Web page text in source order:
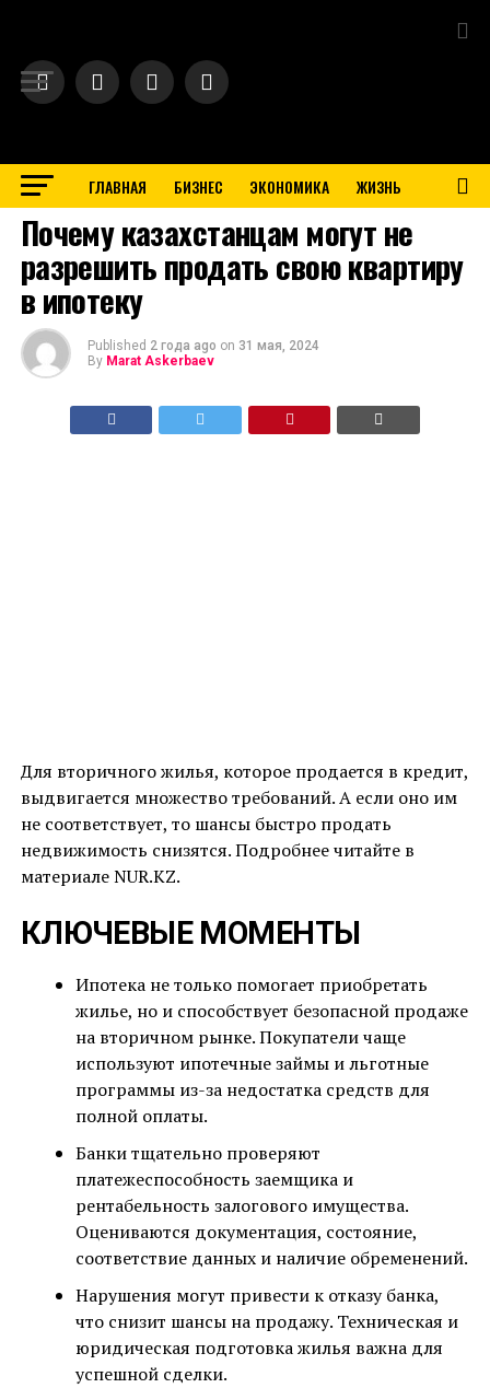
ГЛАВНАЯ БИЗНЕС ЭКОНОМИКА ЖИЗНЬ
BUSINESS
Почему казахстанцам могут не
разрешить продать свою квартиру
в ипотеку
Published 2 года ago on 31 мая, 2024
By Marat Askerbaev
Для вторичного жилья, которое продается в кредит,
выдвигается множество требований. А если оно им
не соответствует, то шансы быстро продать
недвижимость снизятся. Подробнее читайте в
материале NUR.KZ.
КЛЮЧЕВЫЕ МОМЕНТЫ
Ипотека не только помогает приобретать
жилье, но и способствует безопасной продаже
на вторичном рынке. Покупатели чаще
используют ипотечные займы и льготные
программы из-за недостатка средств для
полной оплаты.
Банки тщательно проверяют
платежеспособность заемщика и
рентабельность залогового имущества.
Оцениваются документация, состояние,
соответствие данных и наличие обременений.
Нарушения могут привести к отказу банка,
что снизит шансы на продажу. Техническая и
юридическая подготовка жилья важна для
успешной сделки.